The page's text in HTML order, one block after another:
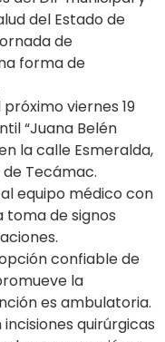
del Estado de
de
forma de
viernes 19
“Juana Belén
la calle Esmeralda,
Tecámac.
equipo médico con
toma de signos
confiable de
la
es ambulatoria.
quirúrgicas